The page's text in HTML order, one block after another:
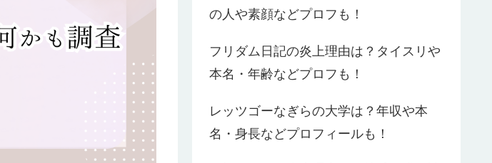
の人や素顔などプロフも！
フリダム日記の炎上理由は？タイスリや
本名・年齢などプロフも！
レッツゴーなぎらの大学は？年収や本
名・身長などプロフィールも！